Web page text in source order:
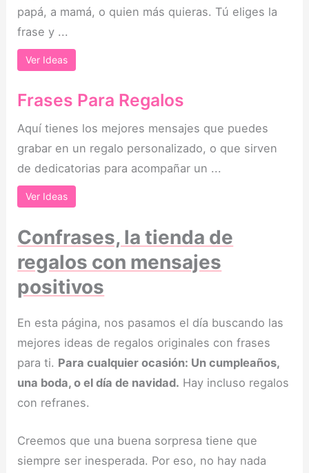
papá, a mamá, o quien más quieras. Tú eliges la
frase y ...
Ver Ideas
Frases Para Regalos
Aquí tienes los mejores mensajes que puedes
grabar en un regalo personalizado, o que sirven
de dedicatorias para acompañar un ...
Ver Ideas
Confrases, la tienda de
regalos con mensajes
positivos
En esta página, nos pasamos el día buscando las
mejores ideas de regalos originales con frases
para ti. Para cualquier ocasión: Un cumpleaños,
una boda, o el día de navidad. Hay incluso regalos
con refranes.
Creemos que una buena sorpresa tiene que
siempre ser inesperada. Por eso, no hay nada